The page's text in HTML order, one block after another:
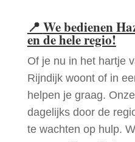
📍 We bedienen
en de hele regio!
Of je nu in het hartje
Rijndijk woont of in
helpen je graag.
dagelijks door de
te wachten op hulp.